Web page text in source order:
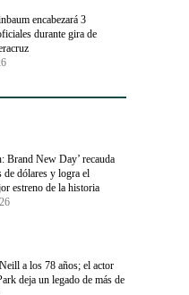
encabezará 3
durante gira de
Brand New Day’ recauda
de dólares y logra el
estreno de la historia
a los 78 años; el actor
deja un legado de más de